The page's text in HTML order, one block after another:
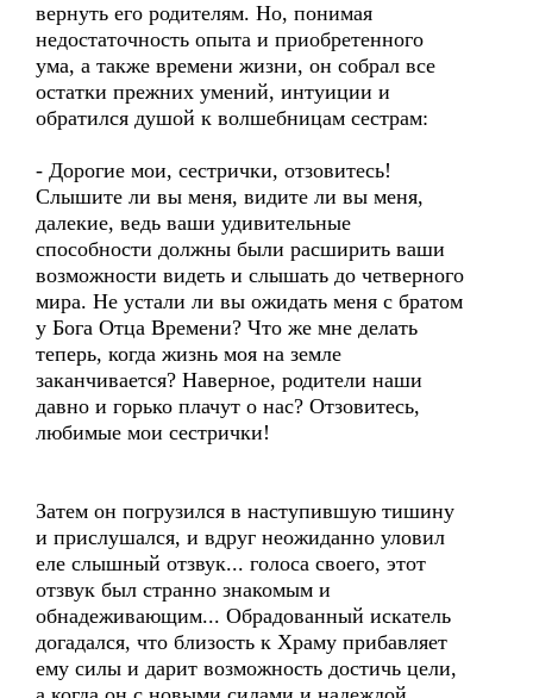
вернуть его родителям. Но, понимая
недостаточность опыта и приобретенного
ума, а также времени жизни, он собрал все
остатки прежних умений, интуиции и
обратился душой к волшебницам сестрам:
- Дорогие мои, сестрички, отзовитесь!
Слышите ли вы меня, видите ли вы меня,
далекие, ведь ваши удивительные
способности должны были расширить ваши
возможности видеть и слышать до четверного
мира. Не устали ли вы ожидать меня с братом
у Бога Отца Времени? Что же мне делать
теперь, когда жизнь моя на земле
заканчивается? Наверное, родители наши
давно и горько плачут о нас? Отзовитесь,
любимые мои сестрички!
Затем он погрузился в наступившую тишину
и прислушался, и вдруг неожиданно уловил
еле слышный отзвук... голоса своего, этот
отзвук был странно знакомым и
обнадеживающим... Обрадованный искатель
догадался, что близость к Храму прибавляет
ему силы и дарит возможность достичь цели,